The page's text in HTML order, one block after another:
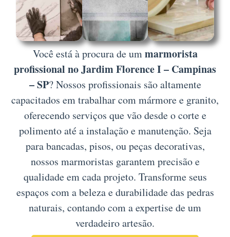
Você está à procura de ummarmorista
profissional no Jardim Florence I – Campinas
– SP? Nossos profissionais são altamente
capacitados em trabalhar com mármore e granito,
oferecendo serviços que vão desde o corte e
polimento até a instalação e manutenção. Seja
para bancadas, pisos, ou peças decorativas,
nossos marmoristas garantem precisão e
qualidade em cada projeto. Transforme seus
espaços com a beleza e durabilidade das pedras
naturais, contando com a expertise de um
verdadeiro artesão.